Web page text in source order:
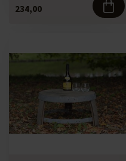
234,00